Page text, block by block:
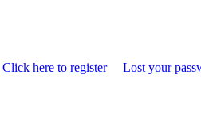
Click here to register Lost your